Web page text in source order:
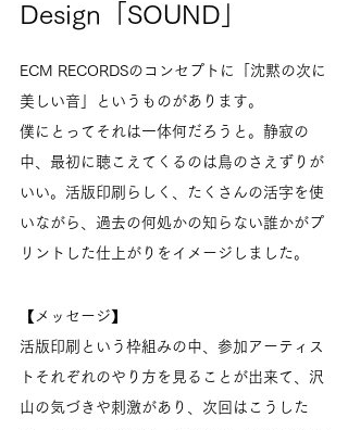
Design「SOUND」
ECM RECORDSのコンセプトに「沈黙の次に
美しい音」というものがあります。
僕にとってそれは一体何だろうと。静寂の
中、最初に聴こえてくるのは鳥のさえずりが
いい。活版印刷らしく、たくさんの活字を使
いながら、過去の何処かの知らない誰かがプ
リントした仕上がりをイメージしました。
【メッセージ】
活版印刷という枠組みの中、参加アーティス
トそれぞれのやり方を見ることが出来て、沢
山の気づきや刺激があり、次回はこうした